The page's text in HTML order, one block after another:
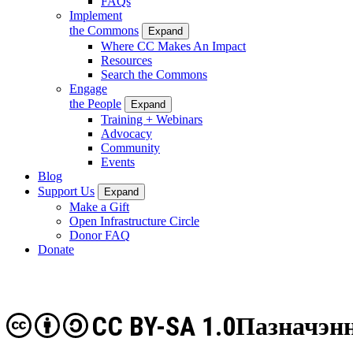
Implement
the Commons
Expand
Where CC Makes An Impact
Resources
Search the Commons
Engage
the People
Expand
Training + Webinars
Advocacy
Community
Events
Blog
Support Us
Expand
Make a Gift
Open Infrastructure Circle
Donor FAQ
Donate
CC BY-SA 1.0